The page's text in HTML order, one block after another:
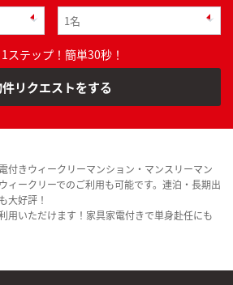
ステップ！簡単30秒！
リクエストをする
付きウィークリーマンション・マンスリーマン
ィークリーでのご利用も可能です。連泊・長期出
大好評！
用いただけます！家具家電付きで単身赴任にも